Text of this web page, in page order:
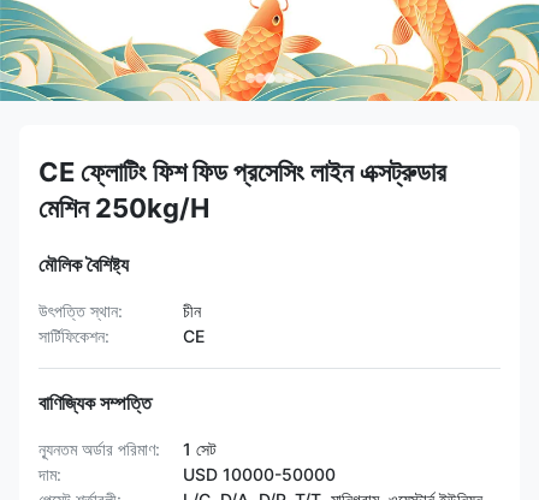
CE ফ্লোটিং ফিশ ফিড প্রসেসিং লাইন এক্সট্রুডার
মেশিন 250kg/H
মৌলিক বৈশিষ্ট্য
উৎপত্তি স্থান:
চীন
সার্টিফিকেশন:
CE
বাণিজ্যিক সম্পত্তি
ন্যূনতম অর্ডার পরিমাণ:
1 সেট
দাম:
USD 10000-50000